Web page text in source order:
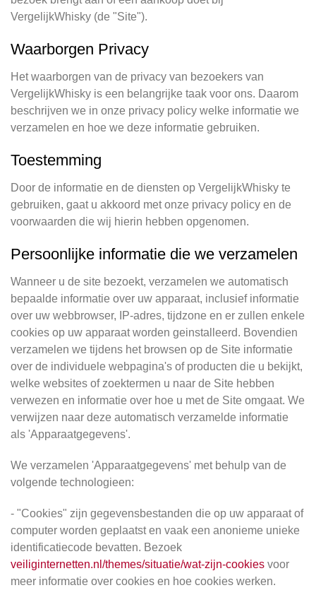
VergelijkWhisky (de "Site").
Waarborgen Privacy
Het waarborgen van de privacy van bezoekers van
VergelijkWhisky is een belangrijke taak voor ons. Daarom
beschrijven we in onze privacy policy welke informatie we
verzamelen en hoe we deze informatie gebruiken.
Toestemming
Door de informatie en de diensten op VergelijkWhisky te
gebruiken, gaat u akkoord met onze privacy policy en de
voorwaarden die wij hierin hebben opgenomen.
Persoonlijke informatie die we verzamelen
Wanneer u de site bezoekt, verzamelen we automatisch
bepaalde informatie over uw apparaat, inclusief informatie
over uw webbrowser, IP-adres, tijdzone en er zullen enkele
cookies op uw apparaat worden geinstalleerd. Bovendien
verzamelen we tijdens het browsen op de Site informatie
over de individuele webpagina's of producten die u bekijkt,
welke websites of zoektermen u naar de Site hebben
verwezen en informatie over hoe u met de Site omgaat. We
verwijzen naar deze automatisch verzamelde informatie
als 'Apparaatgegevens'.
We verzamelen 'Apparaatgegevens' met behulp van de
volgende technologieen:
- "Cookies" zijn gegevensbestanden die op uw apparaat of
computer worden geplaatst en vaak een anonieme unieke
identificatiecode bevatten. Bezoek
veiliginternetten.nl/themes/situatie/wat-zijn-cookies voor
meer informatie over cookies en hoe cookies werken.